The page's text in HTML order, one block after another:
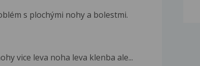
s plochými nohy a bolestmi.
vice leva noha leva klenba ale...